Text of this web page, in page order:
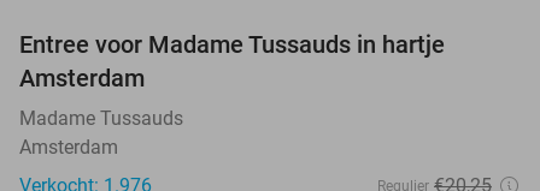
Entree voor Madame Tussauds in hartje
Amsterdam
Madame Tussauds
Amsterdam
Verkocht: 1.976
Regulier €20,25